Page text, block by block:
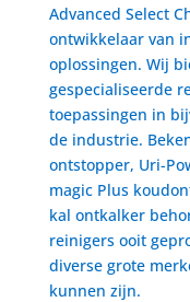
Advanced Select
ontwikkelaar van
oplossingen. Wij
gespecialiseerde
toepassingen in
de industrie.
ontstopper, Uri-
magic Plus
kal ontkalker
reinigers ooit
diverse grote
kunnen zijn.